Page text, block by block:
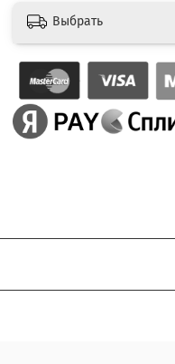
Выбрать